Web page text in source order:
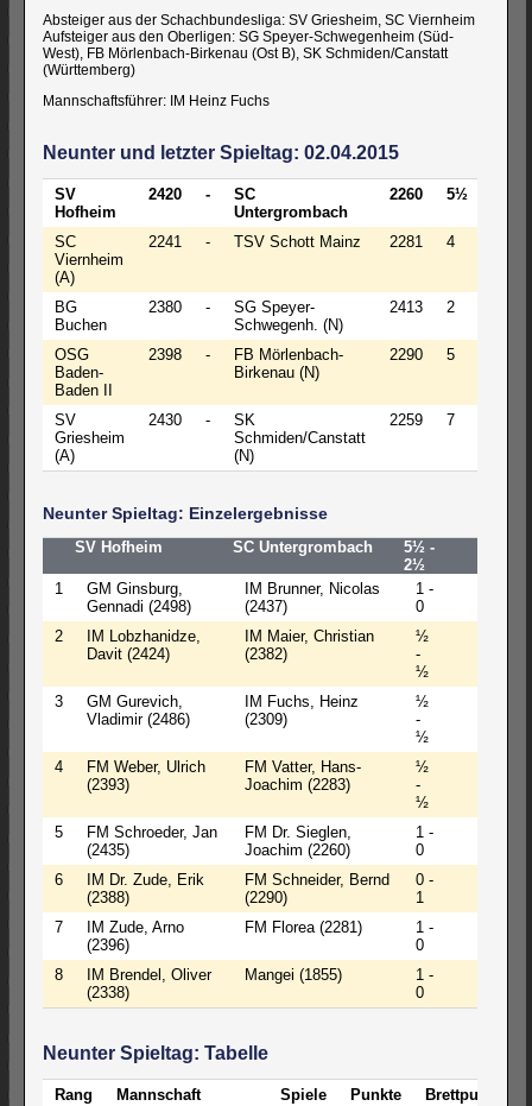
Absteiger aus der Schachbundesliga: SV Griesheim, SC Viernheim
Aufsteiger aus den Oberligen: SG Speyer-Schwegenheim (Süd-
West), FB Mörlenbach-Birkenau (Ost B), SK Schmiden/Canstatt
(Württemberg)
Mannschaftsführer: IM Heinz Fuchs
Neunter und letzter Spieltag: 02.04.2015
SV
Hofheim
2420 -
SC
Untergrombach
2260 5½
SC
Viernheim
(A)
2241 - TSV Schott Mainz 2281 4
BG
Buchen
2380 -
SG Speyer-
Schwegenh. (N)
2413 2
OSG
Baden-
Baden II
2398 -
FB Mörlenbach-
Birkenau (N)
2290 5
SV
Griesheim
(A)
2430 -
SK
Schmiden/Canstatt
(N)
2259 7
Neunter Spieltag: Einzelergebnisse
SV Hofheim SC Untergrombach
5½ -
2½
1
GM Ginsburg,
Gennadi (2498)
IM Brunner, Nicolas
(2437)
1 -
0
2
IM Lobzhanidze,
Davit (2424)
IM Maier, Christian
(2382)
½
-
½
3
GM Gurevich,
Vladimir (2486)
IM Fuchs, Heinz
(2309)
½
-
½
4
FM Weber, Ulrich
(2393)
FM Vatter, Hans-
Joachim (2283)
½
-
½
5
FM Schroeder, Jan
(2435)
FM Dr. Sieglen,
Joachim (2260)
1 -
0
6
IM Dr. Zude, Erik
(2388)
FM Schneider, Bernd
(2290)
0 -
1
7
IM Zude, Arno
(2396)
FM Florea (2281)
1 -
0
8
IM Brendel, Oliver
(2338)
Mangei (1855)
1 -
0
Neunter Spieltag: Tabelle
Rang Mannschaft Spiele Punkte Brettpunkte